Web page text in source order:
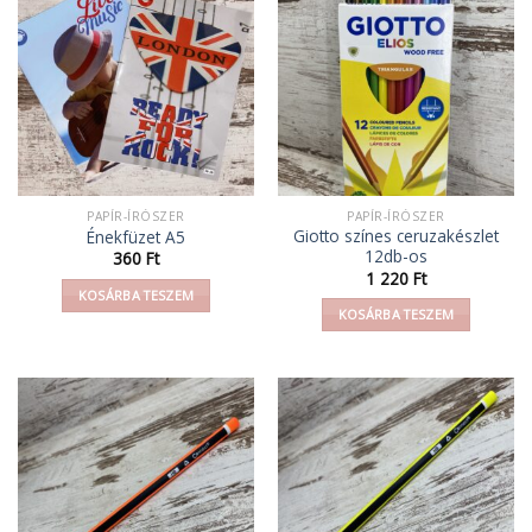
variációja
van.
A
változatok
a
termékoldalon
választhatók
ki
PAPÍR-ÍRÓSZER
Énekfüzet A5
360 Ft
KOSÁRBA TESZEM
PAPÍR-ÍRÓSZER
Giotto színes ceruzakészlet
12db-os
1 220 Ft
KOSÁRBA TESZEM